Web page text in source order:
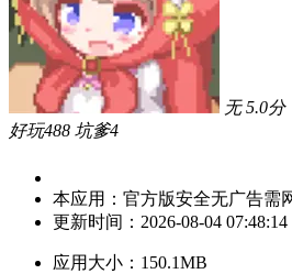
无 5.0分
好玩488 坑爹4
本应用： 官方版安全无广告需
更新时间： 2026-08-04 07:48:14
应用大小： 150.1MB